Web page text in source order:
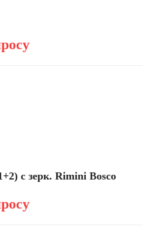
с зерк. Rimini Bosco